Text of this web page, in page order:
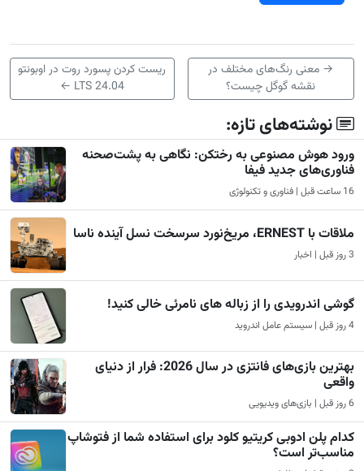
→ معنی رنگ‌های مختلف در
نقشه گوگل چیست؟
ریست کردن پسورد روت در اوبونتو
24.04 LTS
←
نوشته‌های تازه:
ورود هوش مصنوعی به رختکن: نگاهی به پشت‌صحنه
فناوری‌های جدید فیفا
16 ساعت قبل | فناوری و تکنولوژی
ملاقات با ERNEST، مریخ‌نورد سرسخت نسل آینده ناسا
3 روز قبل | اخبار
گوشی اندرویدی را از زباله های نامرئی خالی کنید!
4 روز قبل | سیستم عامل اندروید
بهترین بازی‌های فانتزی در سال 2026: فرار از دنیای
واقعی
6 روز قبل | بازی‌های ویدیویی
کدام پلن ادوبی کریتیو کلود برای استفاده شما از فتوشاپ
مناسب‌تر است؟